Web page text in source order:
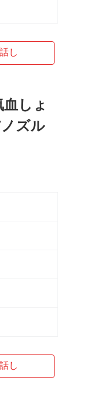
し
しょ
ズル
し